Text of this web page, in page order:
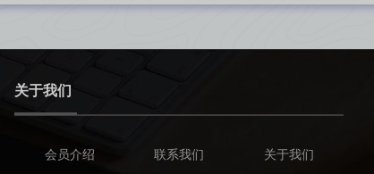
关于我们
会员介绍 联系我们 关于我们